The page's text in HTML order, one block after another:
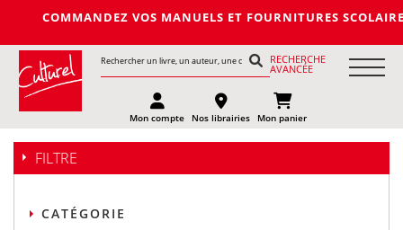
COMMANDEZ VOS MANUELS ET FOURNITURES
RECHERCHE
AVANCÉE
Mon compte Nos librairies Mon panier
FILTRE
CATÉGORIE